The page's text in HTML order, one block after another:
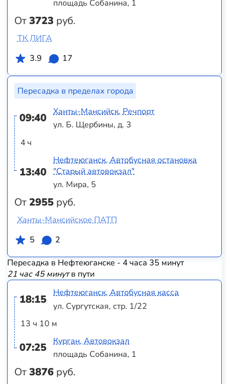
От3723 руб.
площадь Собанина, 1
ТК ЛИГА
3.9
17
Пересадка в пределах города
09:40
4 ч
13:40
От2955 руб.
Ханты-Мансийск, Речпорт
ул. Б. Щербины, д. 3
Нефтеюганск, Автобусная остановка
"Старый автовокзал"
ул. Мира, 5
Ханты-Мансийское ПАТП
5
2
Пересадка в Нефтеюганске - 4 часа 35 минут
21 час 45 минутв пути
18:15
13 ч 10 м
07:25
От3876 руб.
Нефтеюганск, Автобусная касса
ул. Сургутская, стр. 1/22
Курган, Автовокзал
площадь Собанина, 1